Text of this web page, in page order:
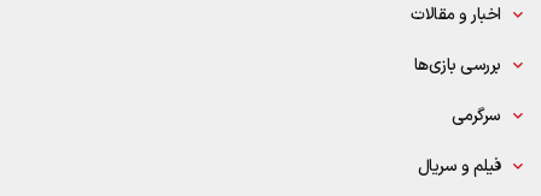
اخبار و مقالات
بررسی بازی‌ها
سرگرمی
فیلم و سریال